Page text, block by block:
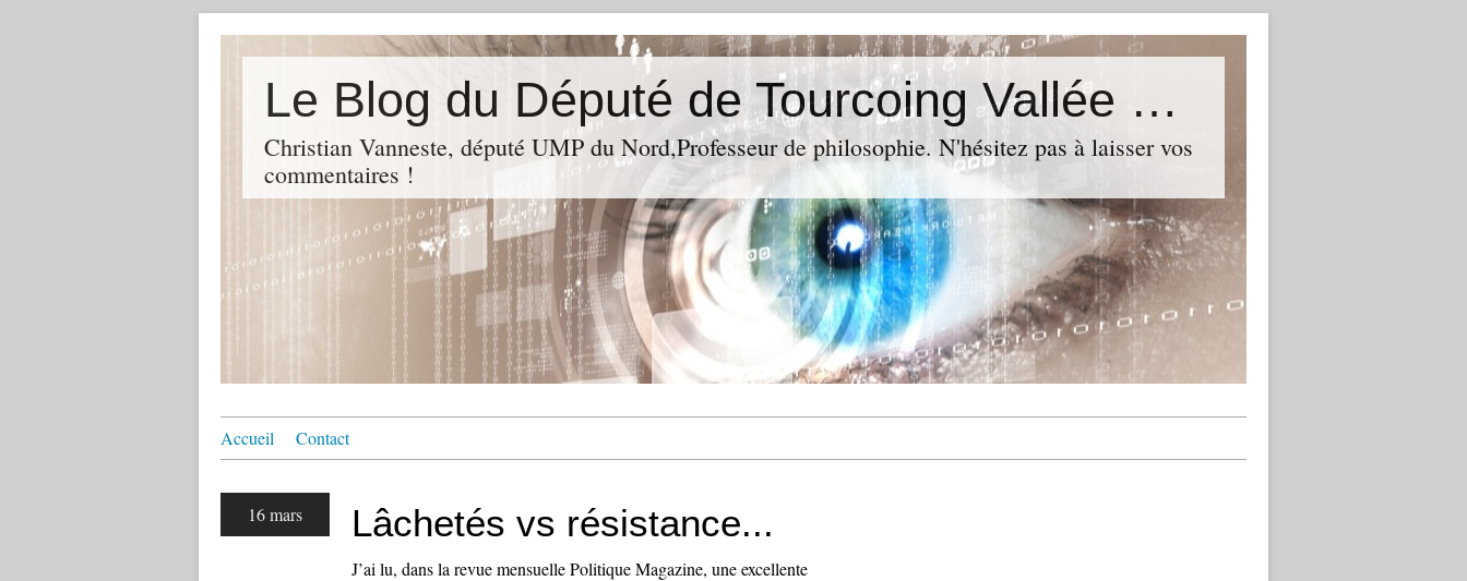
Le Blog du Député de Tourcoing Vallée de La Lys
Christian Vanneste, député UMP du Nord,Professeur de philosophie. N'hésitez pas à laisser vos
commentaires !
Accueil Contact
16 mars Lâchetés vs résistance...
J’ai lu, dans la revue mensuelle Politique Magazine, une excellente